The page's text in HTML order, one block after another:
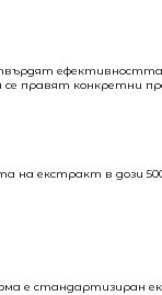
правят конкретни
на екстракт в дози
е стандартизиран